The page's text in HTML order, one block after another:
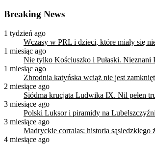
Breaking News
1 tydzień ago
Wczasy w PRL i dzieci, które miały się
1 miesiąc ago
Nie tylko Kościuszko i Pułaski. Nieznani
1 miesiąc ago
Zbrodnia katyńska wciąż nie jest
2 miesiące ago
Siódma krucjata Ludwika IX. Nil pełen
3 miesiące ago
Polski Luksor i piramidy na
3 miesiące ago
Madryckie corralas: historia sąsiedzkiego
4 miesiące ago